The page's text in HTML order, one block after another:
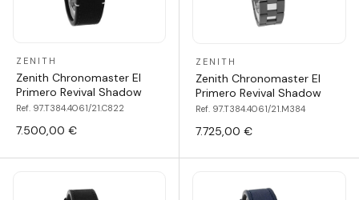
ZENITH
Zenith Chronomaster El
Primero Revival Shadow
Ref. 97.T384.4061/21.C822
7.500,00 €
ZENITH
Zenith Chronomaster El
Primero Revival Shadow
Ref. 97.T384.4061/21.M384
7.725,00 €